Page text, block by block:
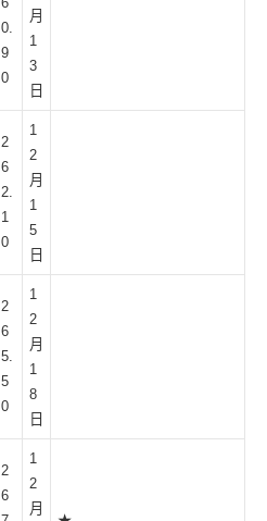
0.
9
0
月
1
3
日
2
6
2.
1
0
1
2
月
1
5
日
2
6
5.
5
0
1
2
月
1
8
日
2
6
1
2
月